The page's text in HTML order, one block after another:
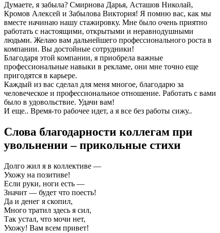
Думаете, я забыла? Смирнова Дарья, Асташов Николай,
Кромов Алексей и Забылова Виктория! Я помню вас, как мы
вместе начинаю нашу стажировку. Мне было очень приятно
работать с настоящими, открытыми и неравнодушными
людьми. Желаю вам дальнейшего профессионального роста в
компании. Вы достойные сотрудники!
Благодаря этой компании, я приобрела важные
профессиональные навыки в рекламе, они мне точно еще
пригодятся в карьере.
Каждый из вас сделал для меня многое, благодарю за
человеческое и профессиональное отношение. Работать с вами
было в удовольствие. Удачи вам!
И еще.. Время-то рабочее идет, а я все без работы сижу..
Слова благодарности коллегам при
увольнении – прикольные стихи
Долго жил я в коллективе —
Ухожу на позитиве!
Если руки, ноги есть —
Значит — будет что поесть!
Да и денег я скопил,
Много тратил здесь я сил,
Так устал, что мочи нет,
Ухожу! Вам всем привет!